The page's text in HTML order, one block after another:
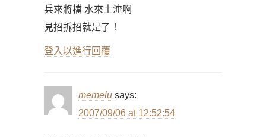
兵來將檔 水來土淹啊
見招拆招就是了！
登入以進行回覆
memelu says:
2007/09/06 at 12:52:54